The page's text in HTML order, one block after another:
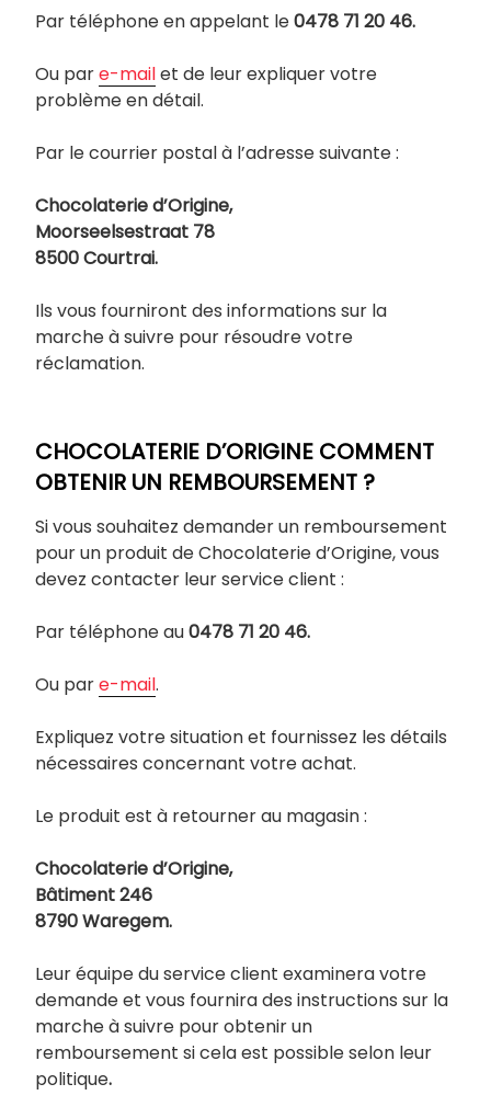
Par téléphone en appelant le0478 71 20 46.
Ou pare-mailet de leur expliquer votre
problème en détail.
Par le courrier postal à l’adresse suivante :
Chocolaterie d’Origine,
Moorseelsestraat 78
8500 Courtrai.
Ils vous fourniront des informations sur la
marche à suivre pour résoudre votre
réclamation.
CHOCOLATERIE D’ORIGINE COMMENT
OBTENIR UN REMBOURSEMENT ?
Si vous souhaitez demander un remboursement
pour un produit de Chocolaterie d’Origine, vous
devez contacter leur service client :
Par téléphone au0478 71 20 46.
Ou pare-mail.
Expliquez votre situation et fournissez les détails
nécessaires concernant votre achat.
Le produit est à retourner au magasin :
Chocolaterie d’Origine,
Bâtiment 246
8790 Waregem.
Leur équipe du service client examinera votre
demande et vous fournira des instructions sur la
marche à suivre pour obtenir un
remboursement si cela est possible selon leur
politique.